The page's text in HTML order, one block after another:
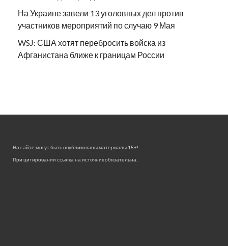
На Украине завели 13 уголовных дел против
участников мероприятий по случаю 9 Мая
WSJ: США хотят перебросить войска из
Афганистана ближе к границам России
На сайте могут быть опубликованы материалы 18+!
При цитировании ссылка на источник обязательна.